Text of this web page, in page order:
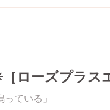
［ローズプラス
っている」